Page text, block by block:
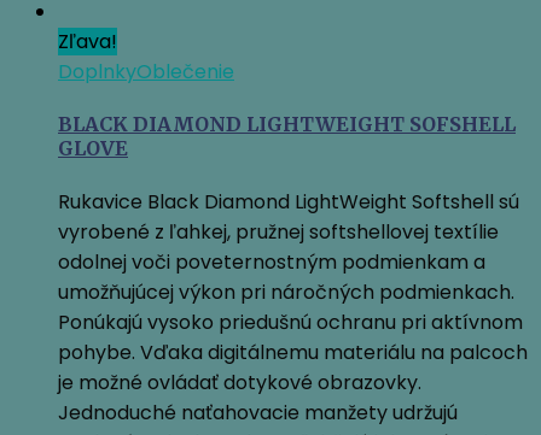
Zľava!
DoplnkyOblečenie
BLACK DIAMOND LIGHTWEIGHT SOFSHELL
GLOVE
Rukavice Black Diamond LightWeight Softshell sú
vyrobené z ľahkej, pružnej softshellovej textílie
odolnej voči poveternostným podmienkam a
umožňujúcej výkon pri náročných podmienkach.
Ponúkajú vysoko priedušnú ochranu pri aktívnom
pohybe. Vďaka digitálnemu materiálu na palcoch
je možné ovládať dotykové obrazovky.
Jednoduché naťahovacie manžety udržujú